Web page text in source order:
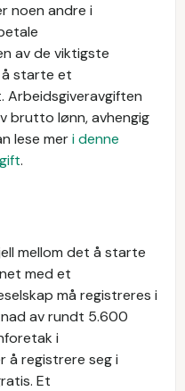
noen andre i
av de viktigste
å starte et
brutto lønn, avhengig
lese meri denne
.
mellom det å starte
med et
må registreres i
av rundt 5.600
i
å registrere seg i
Et